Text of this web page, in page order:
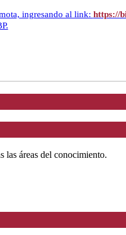
ingresando al link: https://
las áreas del conocimiento.